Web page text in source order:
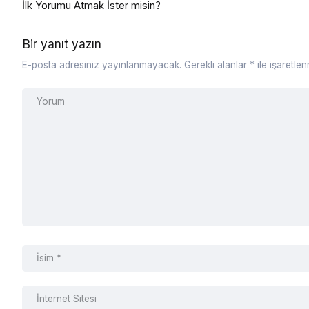
İlk Yorumu Atmak İster misin?
Bir yanıt yazın
E-posta adresiniz yayınlanmayacak. Gerekli alanlar * ile